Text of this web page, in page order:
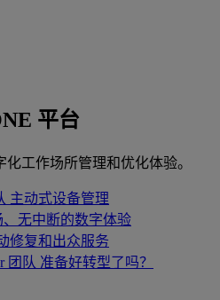
平台
工作场所管理和优化体验。
主动式设备管理
、无中断的数字体验
修复和出众服务
团队 准备好转型了吗？